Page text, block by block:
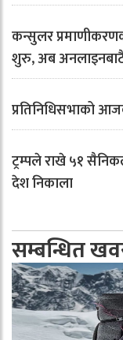
कन्सुलर
शुरु, अब
प्रतिनिधिसभाको
ट्रम्पले राखे ५१
देश निकाला
सम्बन्धित